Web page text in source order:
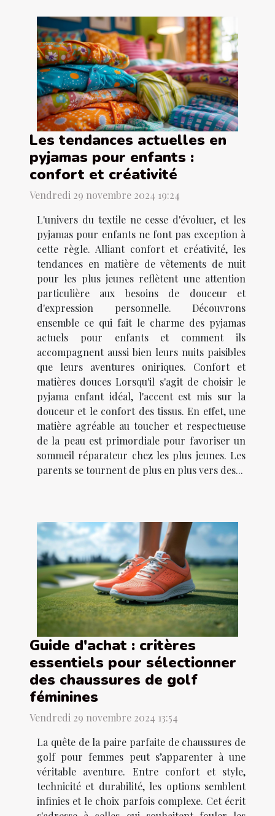
Les tendances actuelles en
pyjamas pour enfants :
confort et créativité
Vendredi 29 novembre 2024 19:24
L'univers du textile ne cesse d'évoluer, et les
pyjamas pour enfants ne font pas exception à
cette règle. Alliant confort et créativité, les
tendances en matière de vêtements de nuit
pour les plus jeunes reflètent une attention
particulière aux besoins de douceur et
d'expression personnelle. Découvrons
ensemble ce qui fait le charme des pyjamas
actuels pour enfants et comment ils
accompagnent aussi bien leurs nuits paisibles
que leurs aventures oniriques. Confort et
matières douces Lorsqu'il s'agit de choisir le
pyjama enfant idéal, l'accent est mis sur la
douceur et le confort des tissus. En effet, une
matière agréable au toucher et respectueuse
de la peau est primordiale pour favoriser un
sommeil réparateur chez les plus jeunes. Les
parents se tournent de plus en plus vers des...
Guide d'achat : critères
essentiels pour sélectionner
des chaussures de golf
féminines
Vendredi 29 novembre 2024 13:54
La quête de la paire parfaite de chaussures de
golf pour femmes peut s’apparenter à une
véritable aventure. Entre confort et style,
technicité et durabilité, les options semblent
infinies et le choix parfois complexe. Cet écrit